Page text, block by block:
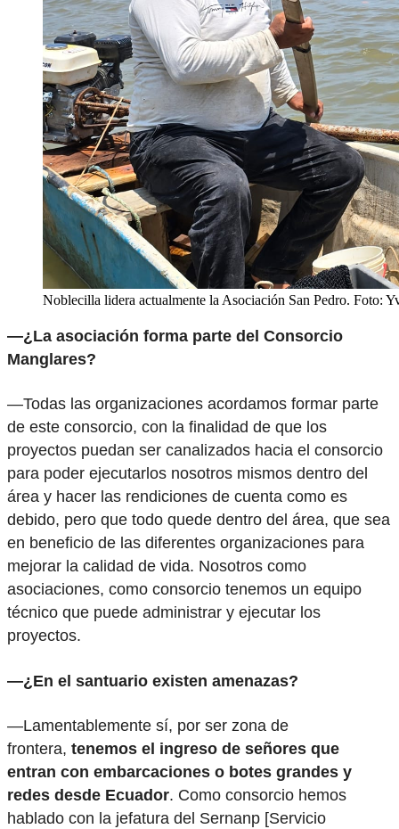
Noblecilla lidera actualmente la Asociación San Pedro. Foto:
—¿La asociación forma parte del Consorcio
Manglares?
—Todas las organizaciones acordamos formar parte
de este consorcio, con la finalidad de que los
proyectos puedan ser canalizados hacia el consorcio
para poder ejecutarlos nosotros mismos dentro del
área y hacer las rendiciones de cuenta como es
debido, pero que todo quede dentro del área, que sea
en beneficio de las diferentes organizaciones para
mejorar la calidad de vida. Nosotros como
asociaciones, como consorcio tenemos un equipo
técnico que puede administrar y ejecutar los
proyectos.
—¿En el santuario existen amenazas?
—Lamentablemente sí, por ser zona de
frontera, tenemos el ingreso de señores que
entran con embarcaciones o botes grandes y
redes desde Ecuador. Como consorcio hemos
hablado con la jefatura del Sernanp [Servicio